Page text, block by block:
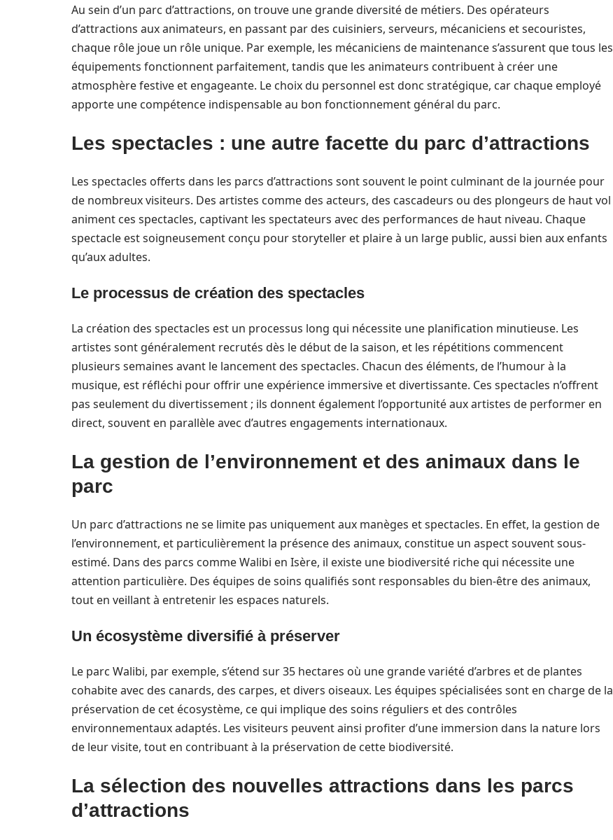
Au sein d’un parc d’attractions, on trouve une grande diversité de métiers. Des opérateurs
d’attractions aux animateurs, en passant par des cuisiniers, serveurs, mécaniciens et secouristes,
chaque rôle joue un rôle unique. Par exemple, les mécaniciens de maintenance s’assurent que tous les
équipements fonctionnent parfaitement, tandis que les animateurs contribuent à créer une
atmosphère festive et engageante. Le choix du personnel est donc stratégique, car chaque employé
apporte une compétence indispensable au bon fonctionnement général du parc.
Les spectacles : une autre facette du parc d’attractions
Les spectacles offerts dans les parcs d’attractions sont souvent le point culminant de la journée pour
de nombreux visiteurs. Des artistes comme des acteurs, des cascadeurs ou des plongeurs de haut vol
animent ces spectacles, captivant les spectateurs avec des performances de haut niveau. Chaque
spectacle est soigneusement conçu pour storyteller et plaire à un large public, aussi bien aux enfants
qu’aux adultes.
Le processus de création des spectacles
La création des spectacles est un processus long qui nécessite une planification minutieuse. Les
artistes sont généralement recrutés dès le début de la saison, et les répétitions commencent
plusieurs semaines avant le lancement des spectacles. Chacun des éléments, de l’humour à la
musique, est réfléchi pour offrir une expérience immersive et divertissante. Ces spectacles n’offrent
pas seulement du divertissement ; ils donnent également l’opportunité aux artistes de performer en
direct, souvent en parallèle avec d’autres engagements internationaux.
La gestion de l’environnement et des animaux dans le
parc
Un parc d’attractions ne se limite pas uniquement aux manèges et spectacles. En effet, la gestion de
l’environnement, et particulièrement la présence des animaux, constitue un aspect souvent sous-
estimé. Dans des parcs comme Walibi en Isère, il existe une biodiversité riche qui nécessite une
attention particulière. Des équipes de soins qualifiés sont responsables du bien-être des animaux,
tout en veillant à entretenir les espaces naturels.
Un écosystème diversifié à préserver
Le parc Walibi, par exemple, s’étend sur 35 hectares où une grande variété d’arbres et de plantes
cohabite avec des canards, des carpes, et divers oiseaux. Les équipes spécialisées sont en charge de la
préservation de cet écosystème, ce qui implique des soins réguliers et des contrôles
environnementaux adaptés. Les visiteurs peuvent ainsi profiter d’une immersion dans la nature lors
de leur visite, tout en contribuant à la préservation de cette biodiversité.
La sélection des nouvelles attractions dans les parcs
d’attractions